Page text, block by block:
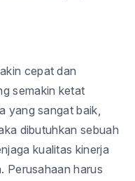
cepat dan
semakin ketat
yang sangat baik,
dibutuhkan sebuah
kualitas kinerja
Perusahaan harus